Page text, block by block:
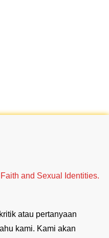
and Sexual Identities.
atau pertanyaan
kami. Kami akan